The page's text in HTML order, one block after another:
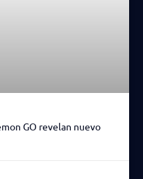
GO revelan nuevo